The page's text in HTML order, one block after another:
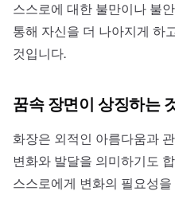
스스로에 대한 불만이나 불
통해 자신을 더 나아지게 하
것입니다.
꿈속 장면이 상징하는
화장은 외적인 아름다움과
변화와 발달을 의미하기도
스스로에게 변화의 필요성